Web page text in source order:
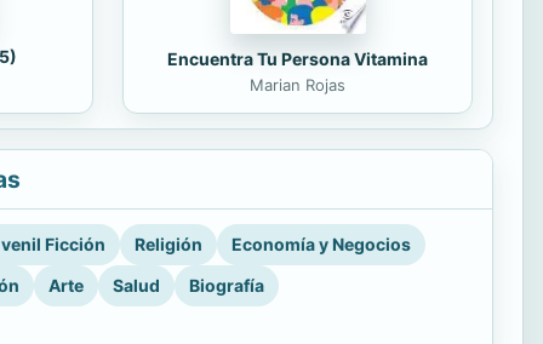
Encuentra Tu Persona Vitamina
Marian Rojas
Ficción Religión
Economía y Negocios
Arte Salud Biografía